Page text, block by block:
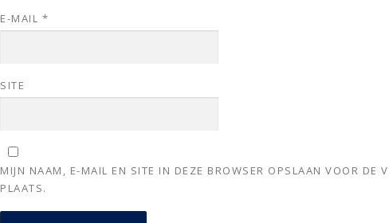
E-MAIL *
SITE
MIJN NAAM, E-MAIL EN SITE IN DEZE BROWSER OPSLAAN VOOR DE
PLAATS.